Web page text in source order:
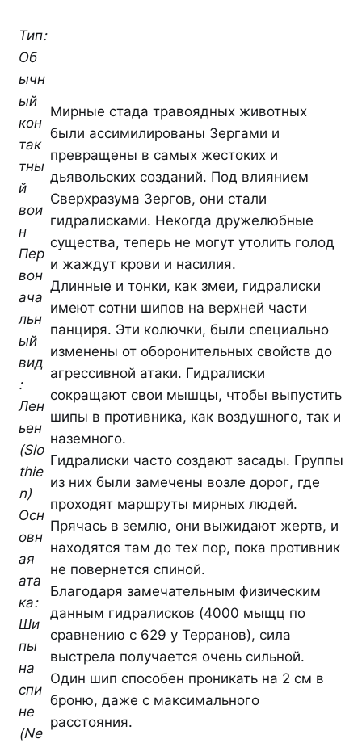
Тип:
Об
ычн
ый
кон
так
тны
й
вои
н
Пер
вон
ача
льн
ый
вид
:
Лен
ьен
(Slo
thie
n)
Осн
овн
ая
ата
ка:
Ши
пы
на
спи
не
(Ne
Мирные стада травоядных животных
были ассимилированы Зергами и
превращены в самых жестоких и
дьявольских созданий. Под влиянием
Сверхразума Зергов, они стали
гидралисками. Некогда дружелюбные
существа, теперь не могут утолить голод
и жаждут крови и насилия.
Длинные и тонки, как змеи, гидралиски
имеют сотни шипов на верхней части
панциря. Эти колючки, были специально
изменены от оборонительных свойств до
агрессивной атаки. Гидралиски
сокращают свои мышцы, чтобы выпустить
шипы в противника, как воздушного, так и
наземного.
Гидралиски часто создают засады. Группы
из них были замечены возле дорог, где
проходят маршруты мирных людей.
Прячась в землю, они выжидают жертв, и
находятся там до тех пор, пока противник
не повернется спиной.
Благодаря замечательным физическим
данным гидралисков (4000 мыщц по
сравнению с 629 у Терранов), сила
выстрела получается очень сильной.
Один шип способен проникать на 2 см в
броню, даже с максимального
расстояния.